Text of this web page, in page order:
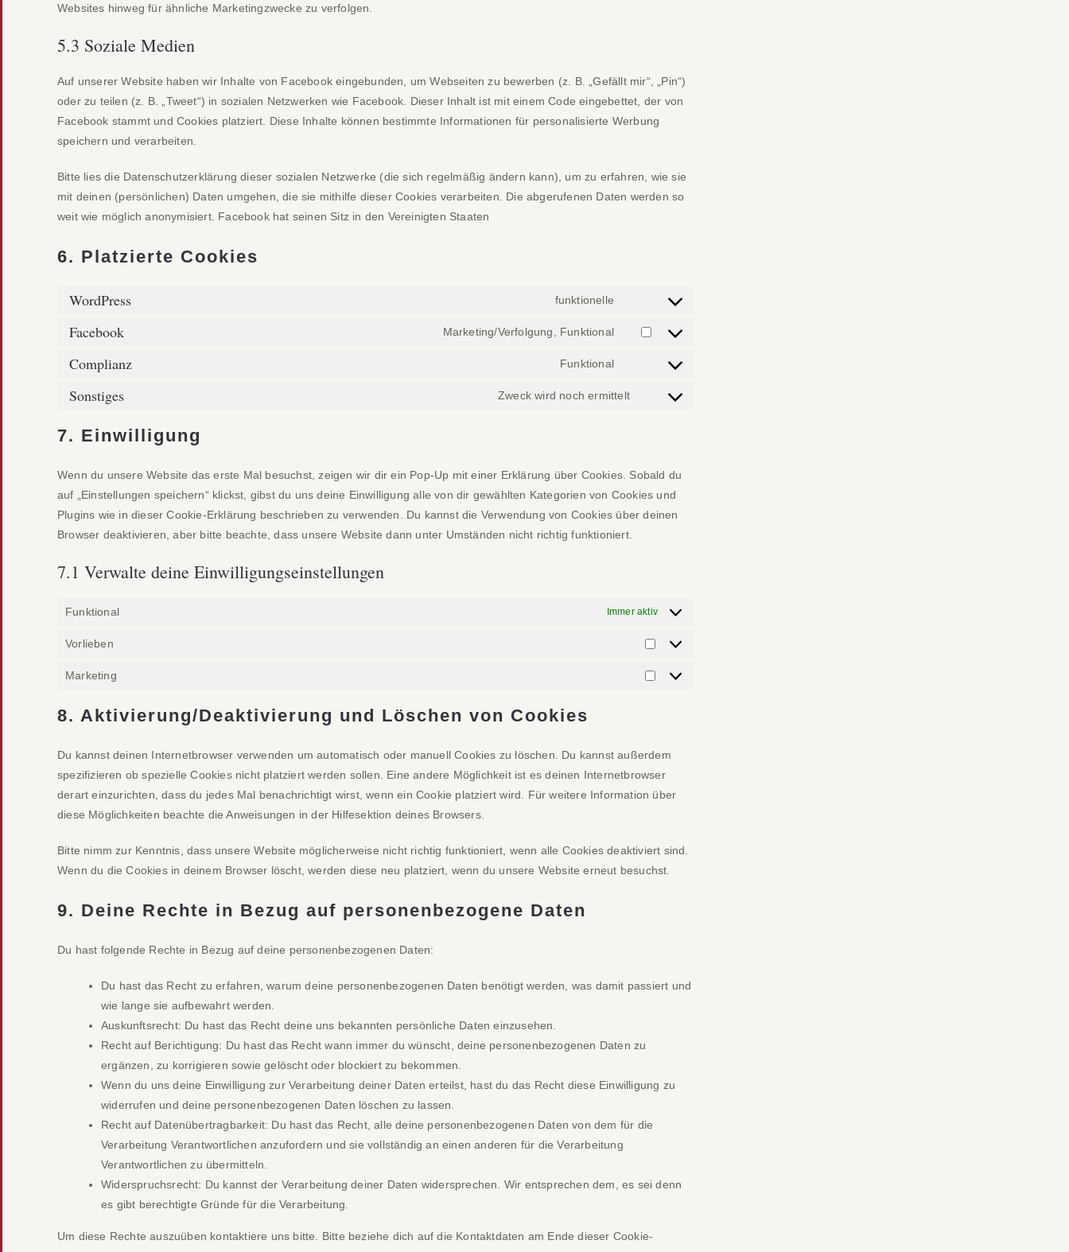
Websites hinweg für ähnliche Marketingzwecke zu verfolgen.
5.3 Soziale Medien
Auf unserer Website haben wir Inhalte von Facebook eingebunden, um Webseiten zu bewerben (z. B. „Gefällt mir“, „Pin“)
oder zu teilen (z. B. „Tweet“) in sozialen Netzwerken wie Facebook. Dieser Inhalt ist mit einem Code eingebettet, der von
Facebook stammt und Cookies platziert. Diese Inhalte können bestimmte Informationen für personalisierte Werbung
speichern und verarbeiten.
Bitte lies die Datenschutzerklärung dieser sozialen Netzwerke (die sich regelmäßig ändern kann), um zu erfahren, wie sie
mit deinen (persönlichen) Daten umgehen, die sie mithilfe dieser Cookies verarbeiten. Die abgerufenen Daten werden so
weit wie möglich anonymisiert. Facebook hat seinen Sitz in den Vereinigten Staaten
6. Platzierte Cookies
WordPress funktionelle
wordpress
Facebook Marketing/Verfolgung, Funktional
Consent
facebook
Complianz Funktional
to
Sonstiges Zweck wird noch ermittelt
Consent
7. Einwilligung
Wenn du unsere Website das erste Mal besuchst, zeigen wir dir ein Pop-Up mit einer Erklärung über Cookies. Sobald du
auf „Einstellungen speichern“ klickst, gibst du uns deine Einwilligung alle von dir gewählten Kategorien von Cookies und
Plugins wie in dieser Cookie-Erklärung beschrieben zu verwenden. Du kannst die Verwendung von Cookies über deinen
Browser deaktivieren, aber bitte beachte, dass unsere Website dann unter Umständen nicht richtig funktioniert.
7.1 Verwalte deine Einwilligungseinstellungen
Funktional Immer aktiv
Vorlieben
Vorlieben
Marketing
Marketing
8. Aktivierung/Deaktivierung und Löschen von Cookies
Du kannst deinen Internetbrowser verwenden um automatisch oder manuell Cookies zu löschen. Du kannst außerdem
spezifizieren ob spezielle Cookies nicht platziert werden sollen. Eine andere Möglichkeit ist es deinen Internetbrowser
derart einzurichten, dass du jedes Mal benachrichtigt wirst, wenn ein Cookie platziert wird. Für weitere Information über
diese Möglichkeiten beachte die Anweisungen in der Hilfesektion deines Browsers.
Bitte nimm zur Kenntnis, dass unsere Website möglicherweise nicht richtig funktioniert, wenn alle Cookies deaktiviert sind.
Wenn du die Cookies in deinem Browser löscht, werden diese neu platziert, wenn du unsere Website erneut besuchst.
9. Deine Rechte in Bezug auf personenbezogene Daten
Du hast folgende Rechte in Bezug auf deine personenbezogenen Daten:
Du hast das Recht zu erfahren, warum deine personenbezogenen Daten benötigt werden, was damit passiert und
wie lange sie aufbewahrt werden.
Auskunftsrecht: Du hast das Recht deine uns bekannten persönliche Daten einzusehen.
Recht auf Berichtigung: Du hast das Recht wann immer du wünscht, deine personenbezogenen Daten zu
ergänzen, zu korrigieren sowie gelöscht oder blockiert zu bekommen.
Wenn du uns deine Einwilligung zur Verarbeitung deiner Daten erteilst, hast du das Recht diese Einwilligung zu
widerrufen und deine personenbezogenen Daten löschen zu lassen.
Recht auf Datenübertragbarkeit: Du hast das Recht, alle deine personenbezogenen Daten von dem für die
Verarbeitung Verantwortlichen anzufordern und sie vollständig an einen anderen für die Verarbeitung
Verantwortlichen zu übermitteln.
Widerspruchsrecht: Du kannst der Verarbeitung deiner Daten widersprechen. Wir entsprechen dem, es sei denn
es gibt berechtigte Gründe für die Verarbeitung.
Um diese Rechte auszuüben kontaktiere uns bitte. Bitte beziehe dich auf die Kontaktdaten am Ende dieser Cookie-